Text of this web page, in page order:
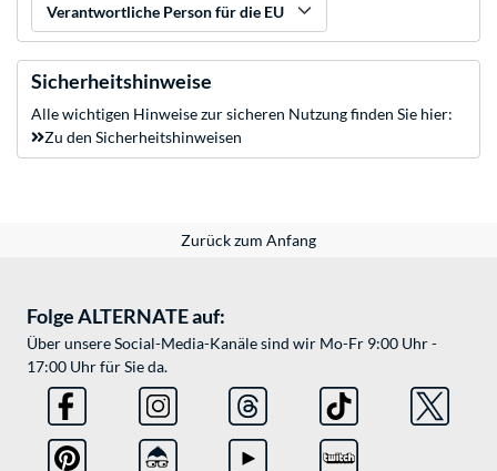
Verantwortliche Person für die EU
Sicherheitshinweise
Alle wichtigen Hinweise zur sicheren Nutzung finden Sie hier:
Zu den Sicherheitshinweisen
Zurück zum Anfang
Folge ALTERNATE auf:
Über unsere Social-Media-Kanäle sind wir Mo-Fr 9:00 Uhr -
17:00 Uhr für Sie da.